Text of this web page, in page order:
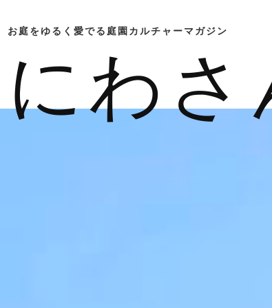
わさ
お庭をゆるく愛でる庭園カルチャーマガジン